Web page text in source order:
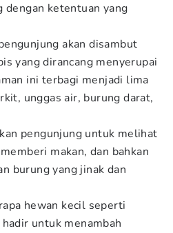
ketentuan yang
akan disambut
yang dirancang menyerupai
ini terbagi menjadi lima
unggas air, burung darat,
pengunjung untuk melihat
makan, dan bahkan
burung yang jinak dan
hewan kecil seperti
untuk menambah